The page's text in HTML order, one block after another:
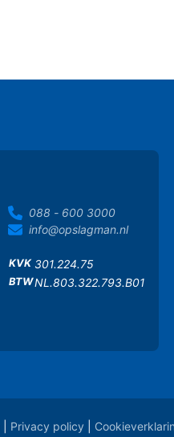
088 - 600 3000
info@opslagman.nl
KVK 301.224.75
BTWNL.803.322.793.B01
Privacy policy